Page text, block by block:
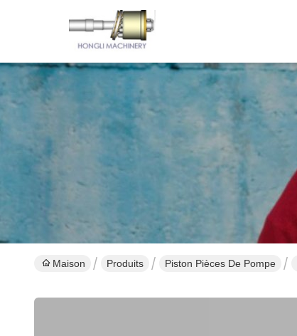
Maison Produits Piston Pièces De Pompe